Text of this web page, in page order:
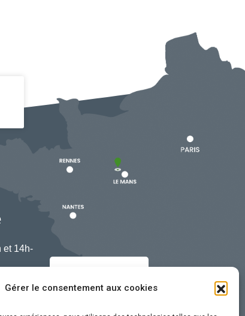
Gérer le consentement aux cookies
et 14h-